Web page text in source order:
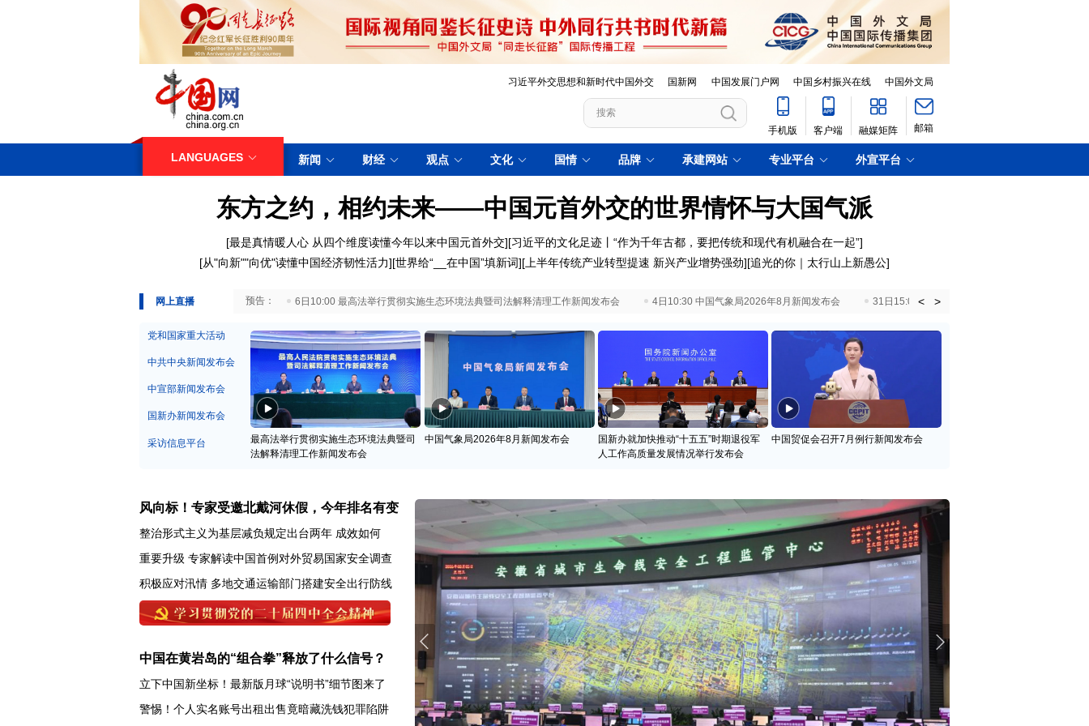
习近平外交思想和新时代中国外交 国新网 中国发展门户网 中国乡村振兴在线 中国外文局
手机版 客户端 融媒矩阵 邮箱
LANGUAGES 新闻 财经 观点 文化 国情 品牌 承建网站 专业平台 外宣平台
东方之约，相约未来——中国元首外交的世界情怀与大国气派
[最是真情暖人心 从四个维度读懂今年以来中国元首外交][习近平的文化足迹丨“作为千年古都，要把传统和现代有机融合在一起”]
[从"向新""向优"读懂中国经济韧性活力][世界给“__在中国”填新词][ 上半年传统产业转型提速 新兴产业增势强劲][追光的你｜太行山上新愚公]
网上直播
29日10:00 国务院台湾事务办公室7月29日举行新闻发布会 6日10:00 最高法举行贯彻实施生态环境法典暨司法解释清理工作新闻发布会 4日10:30 中国气象局2026年8月新闻发布会 31日15:00 国新办就加快推动“十五五”时期退役
< >
党和国家重大活动
中共中央新闻发布会
中宣部新闻发布会
国新办新闻发布会
采访信息平台
最高法举行贯彻实施生态环境法典暨司
法解释清理工作新闻发布会
中国气象局2026年8月新闻发布会
国新办就加快推动“十五五”时期退役军
人工作高质量发展情况举行发布会
中国贸促会召开7月例行新闻发布会
风向标！专家受邀北戴河休假，今年排名有变
整治形式主义为基层减负规定出台两年 成效如何
重要升级 专家解读中国首例对外贸易国家安全调查
积极应对汛情 多地交通运输部门搭建安全出行防线
中国在黄岩岛的“组合拳”释放了什么信号？
立下中国新坐标！最新版月球“说明书”细节图来了
警惕！个人实名账号出租出售竟暗藏洗钱犯罪陷阱